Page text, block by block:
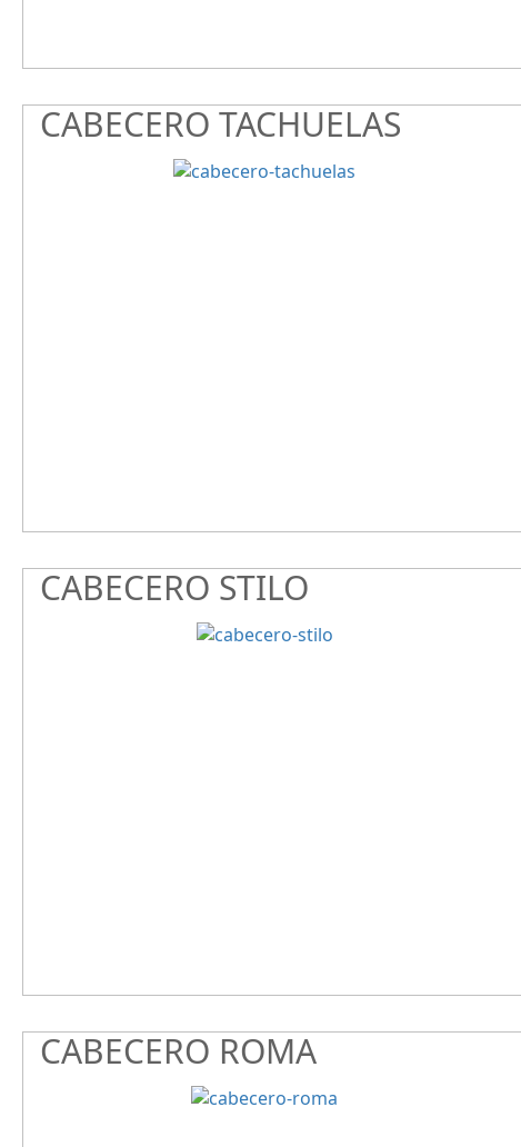
CABECERO TACHUELAS
CABECERO STILO
CABECERO ROMA